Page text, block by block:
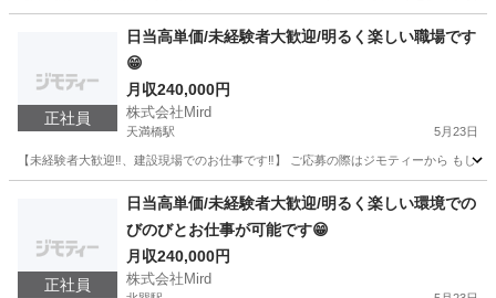
天満橋駅 土木 未経験
正社員
日当高単価/未経験者大歓迎/明るく楽しい職場です
😁
月収240,000円
株式会社Mird
天満橋駅 5月23日
【未経験者大歓迎‼️、建設現場でのお仕事です‼️】 ご応募の際はジモティーから もし
天満橋駅 土木 未経験
正社員
日当高単価/未経験者大歓迎/明るく楽しい環境での
びのびとお仕事が可能です😁
月収240,000円
株式会社Mird